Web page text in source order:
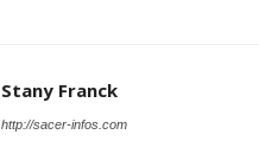
Stany Franck
http://sacer-infos.com